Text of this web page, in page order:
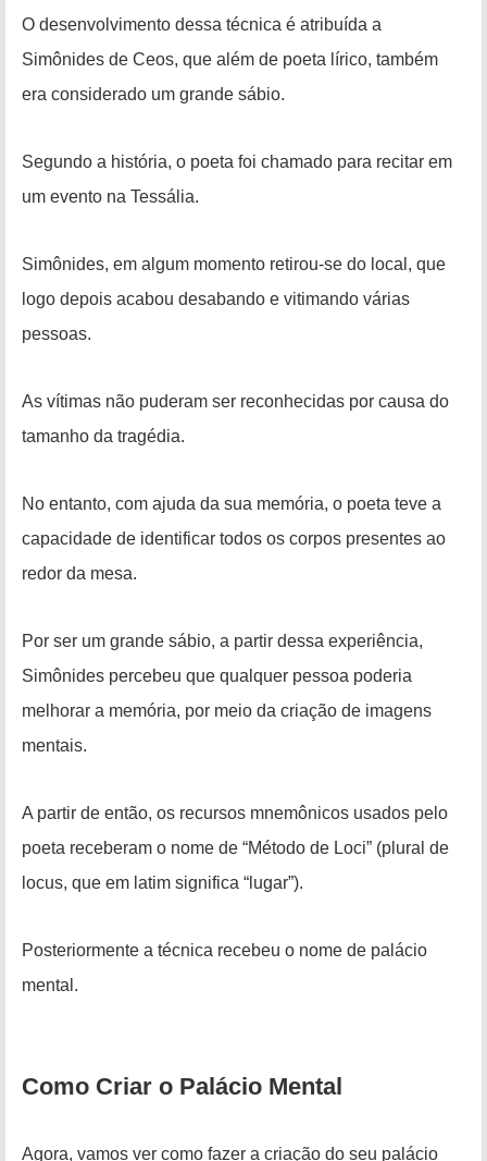
O desenvolvimento dessa técnica é atribuída a
Simônides de Ceos, que além de poeta lírico, também
era considerado um grande sábio.
Segundo a história, o poeta foi chamado para recitar em
um evento na Tessália.
Simônides, em algum momento retirou-se do local, que
logo depois acabou desabando e vitimando várias
pessoas.
As vítimas não puderam ser reconhecidas por causa do
tamanho da tragédia.
No entanto, com ajuda da sua memória, o poeta teve a
capacidade de identificar todos os corpos presentes ao
redor da mesa.
Por ser um grande sábio, a partir dessa experiência,
Simônides percebeu que qualquer pessoa poderia
melhorar a memória, por meio da criação de imagens
mentais.
A partir de então, os recursos mnemônicos usados pelo
poeta receberam o nome de “Método de Loci” (plural de
locus, que em latim significa “lugar”).
Posteriormente a técnica recebeu o nome de palácio
mental.
Como Criar o Palácio Mental
Agora, vamos ver como fazer a criação do seu palácio